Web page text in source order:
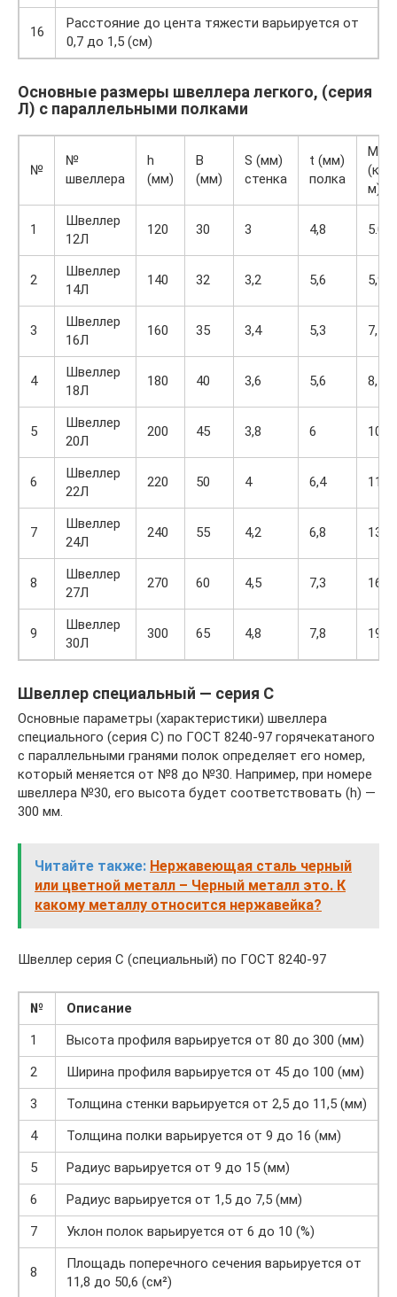
16
Расстояние до цента тяжести варьируется от
0,7 до 1,5 (см)
Основные размеры швеллера легкого, (серия
Л) с параллельными полками
№
№
швеллера
h
(мм)
B
(мм)
S (мм)
стенка
t (мм)
полка
M
(кг/
м)
1
Швеллер
12Л
120 30 3 4,8 5.02
2
Швеллер
14Л
140 32 3,2 5,6 5,94
3
Швеллер
16Л
160 35 3,4 5,3 7,1
4
Швеллер
18Л
180 40 3,6 5,6 8,49
5
Швеллер
20Л
200 45 3,8 6
6
Швеллер
22Л
220 50 4 6,4
7
Швеллер
24Л
240 55 4,2 6,8
8
Швеллер
27Л
270 60 4,5 7,3 16,3
9
Швеллер
30Л
300 65 4,8 7,8
Швеллер специальный — серия С
Основные параметры (характеристики) швеллера
специального (серия С) по ГОСТ 8240-97 горячекатаного
с параллельными гранями полок определяет его номер,
который меняется от №8 до №30. Например, при номере
швеллера №30, его высота будет соответствовать (h) —
300 мм.
Читайте также: Нержавеющая сталь черный
или цветной металл – Черный металл это. К
какому металлу относится нержавейка?
Швеллер серия С (специальный) по ГОСТ 8240-97
№
Описание
1
Высота профиля варьируется от 80 до 300 (мм)
2
Ширина профиля варьируется от 45 до 100 (мм)
3
Толщина стенки варьируется от 2,5 до 11,5 (мм)
4
Толщина полки варьируется от 9 до 16 (мм)
5
Радиус варьируется от 9 до 15 (мм)
6
Радиус варьируется от 1,5 до 7,5 (мм)
7
Уклон полок варьируется от 6 до 10 (%)
8
Площадь поперечного сечения варьируется от
11,8 до 50,6 (см²)